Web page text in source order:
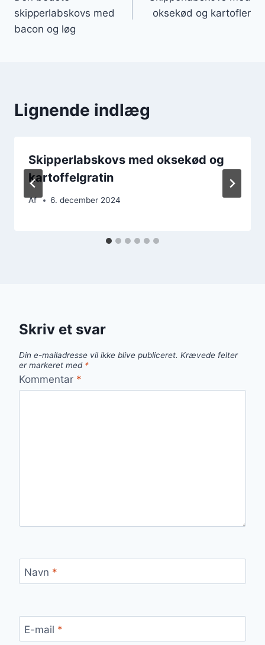
skipperlabskovs med
bacon og løg
oksekød og kartofler
Lignende indlæg
Skipperlabskovs med oksekød og
kartoffelgratin
Af 6. december 2024
Skriv et svar
Din e-mailadresse vil ikke blive publiceret. Krævede felter
er markeret med *
Kommentar *
Navn *
E-mail *